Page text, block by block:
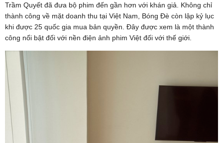
Trầm Quyết đã đưa bộ phim đến gần hơn với khán giả. Không chỉ
thành công về mặt doanh thu tại Việt Nam, Bóng Đè còn lập kỷ lục
khi được 25 quốc gia mua bản quyền. Đây được xem là một thành
công nổi bật đối với nền điện ảnh phim Việt đối với thế giới.